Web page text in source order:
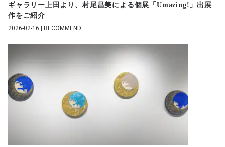
ギャラリー上田より、村尾昌美による個展「Umazing!」出展
作をご紹介
2026-02-16 | RECOMMEND